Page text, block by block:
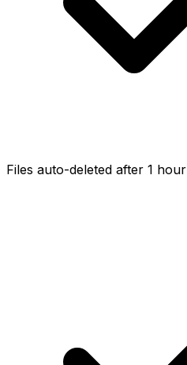
Files auto-deleted after 1 hour